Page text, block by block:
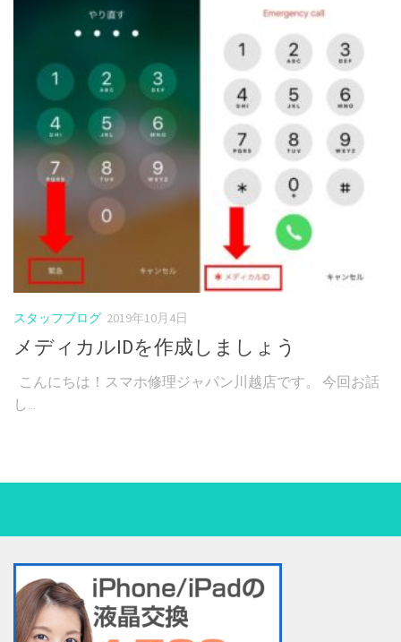
スタッフブログ 2019年10月4日
メディカルIDを作成しましょう
こんにちは！スマホ修理ジャパン川越店です。 今回お話
し...